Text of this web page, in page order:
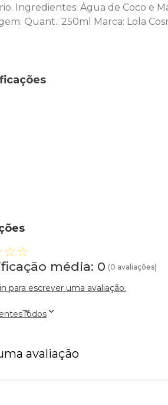
Ingredientes: Água de Coco e
Quant.: 250ml Marca: Lola
☆☆
média: 0 (0 avaliações)
para escrever uma avaliação.
Todos
avaliação